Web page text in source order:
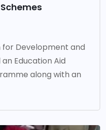
for Development and
Education Aid
along with an